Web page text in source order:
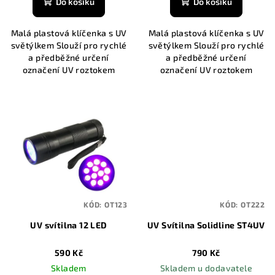
Malá plastová klíčenka s UV
světýlkem Slouží pro rychlé
a předběžné určení
označení UV roztokem
Malá plastová klíčenka s UV
světýlkem Slouží pro rychlé
a předběžné určení
označení UV roztokem
UV svítilna 12 LED
590 Kč
Skladem
KÓD: OT123
UV Svítilna Solidline ST4UV
790 Kč
Skladem u dodavatele
KÓD: OT222